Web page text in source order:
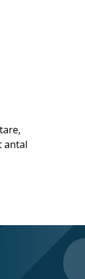
antal